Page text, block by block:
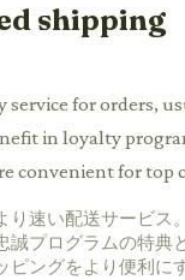
shipping
service for orders,
in loyalty
convenient for top
り速い配送サービス
誠プログラムの特典
ピングをより便利にす